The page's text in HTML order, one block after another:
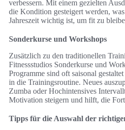
verbessern. Mit einem gezielten
die Kondition gesteigert werden,
Jahreszeit wichtig ist, um fit zu
Sonderkurse und Workshops
Zusätzlich zu den traditionellen
Fitnessstudios Sonderkurse und
Programme sind oft saisonal
in die Trainingsroutine. Neues
Zumba oder Hochintensives
Motivation steigern und hilft, die
Tipps für die Auswahl der